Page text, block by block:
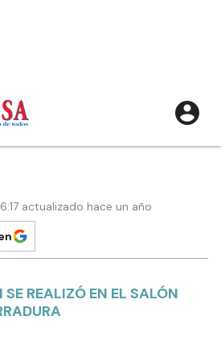
actualizado hace un año
REALIZÓ EN EL SALÓN